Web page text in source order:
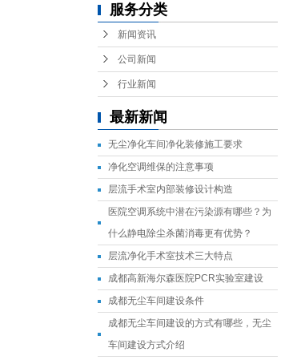
服务分类
新闻资讯
公司新闻
行业新闻
最新新闻
无尘净化车间净化装修施工要求
净化空调维保的注意事项
层流手术室内部装修设计构造
医院空调系统中潜在污染源有哪些？为
什么静电除尘杀菌消毒更有优势？
层流净化手术室技术三大特点
成都高新海尔森医院PCR实验室建设
成都无尘车间建设条件
成都无尘车间建设的方式有哪些，无尘
车间建设方式介绍